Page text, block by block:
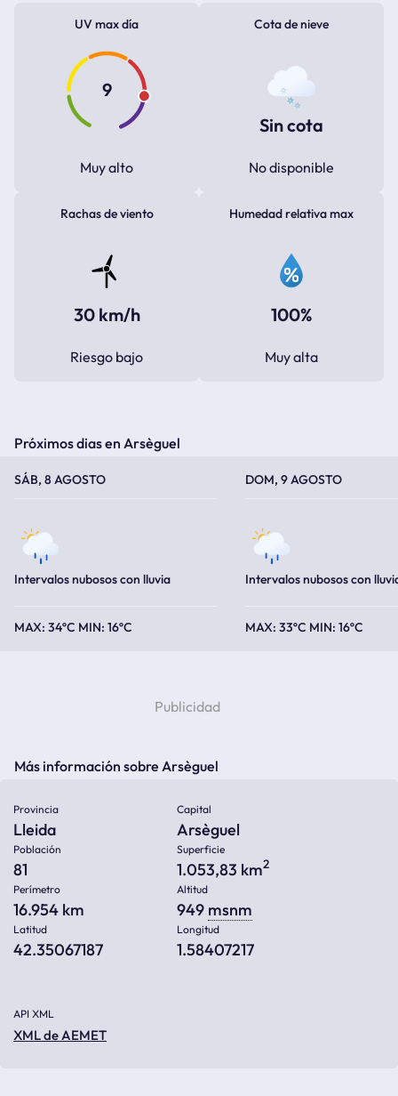
UV max día
9
Muy alto
Cota de nieve
Sin cota
No disponible
Rachas de viento
30 km/h
Riesgo bajo
Humedad relativa max
100%
Muy alta
Próximos dias en Arsèguel
SÁB, 8 AGOSTO
Intervalos nubosos con lluvia
34ºC 16ºC
DOM, 9 AGOSTO
Intervalos nubosos con
33ºC 16ºC
Más información sobre Arsèguel
Provincia
Lleida
Capital
Arsèguel
Población
81
Superficie
1.053,83 km2
Perímetro
16.954 km
Altitud
949 msnm
Latitud
42.35067187
Longitud
1.58407217
API XML
XML de AEMET